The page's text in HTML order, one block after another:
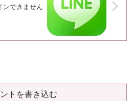
ンできません
トを書き込む